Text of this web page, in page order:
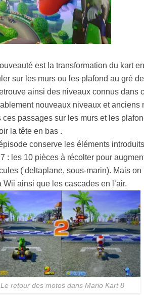
est la transformation du kart
sur les murs ou les plafond au gré
ainsi des niveaux connus dans
nouveaux niveaux et anciens
ces passages sur les murs et les
la tête en bas .
conserve les éléments
7 : les 10 pièces à récolter pour
( deltaplane, sous-marin). Mais
Wii ainsi que les cascades en l’air.
Le retour des motos dans Mario Kart 8